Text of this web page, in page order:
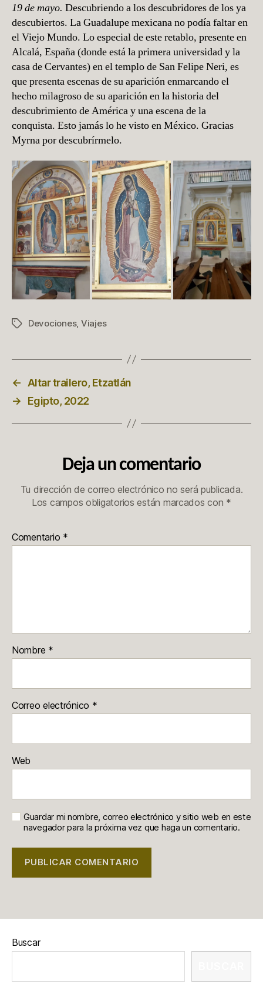
19 de mayo. Descubriendo a los descubridores de los ya
descubiertos. La Guadalupe mexicana no podía faltar en
el Viejo Mundo. Lo especial de este retablo, presente en
Alcalá, España (donde está la primera universidad y la
casa de Cervantes) en el templo de San Felipe Neri, es
que presenta escenas de su aparición enmarcando el
hecho milagroso de su aparición en la historia del
descubrimiento de América y una escena de la
conquista. Esto jamás lo he visto en México. Gracias
Myrna por descubrírmelo.
Etiquetas
Devociones, Viajes
←
Altar trailero, Etzatlán
→
Egipto, 2022
Deja un comentario
Tu dirección de correo electrónico no será publicada.
Los campos obligatorios están marcados con *
Comentario *
Nombre *
Correo electrónico *
Web
Guardar mi nombre, correo electrónico y sitio web en este
navegador para la próxima vez que haga un comentario.
Buscar